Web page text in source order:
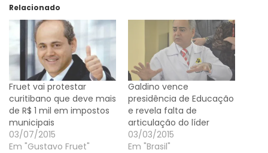
Relacionado
Fruet vai protestar
curitibano que deve mais
de R$ 1 mil em impostos
municipais
03/07/2015
Em "Gustavo Fruet"
Galdino vence
presidência de Educação
e revela falta de
articulação do líder
03/03/2015
Em "Brasil"